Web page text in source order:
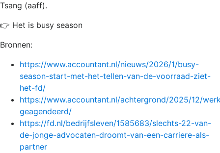
Tsang (aaff).
👉 Het is busy season
Bronnen:
https://www.accountant.nl/nieuws/2026/1/busy-
season-start-met-het-tellen-van-de-voorraad-ziet-
het-fd/
https://www.accountant.nl/achtergrond/2025/12/
geagendeerd/
https://fd.nl/bedrijfsleven/1585683/slechts-22-van-
de-jonge-advocaten-droomt-van-een-carriere-als-
partner